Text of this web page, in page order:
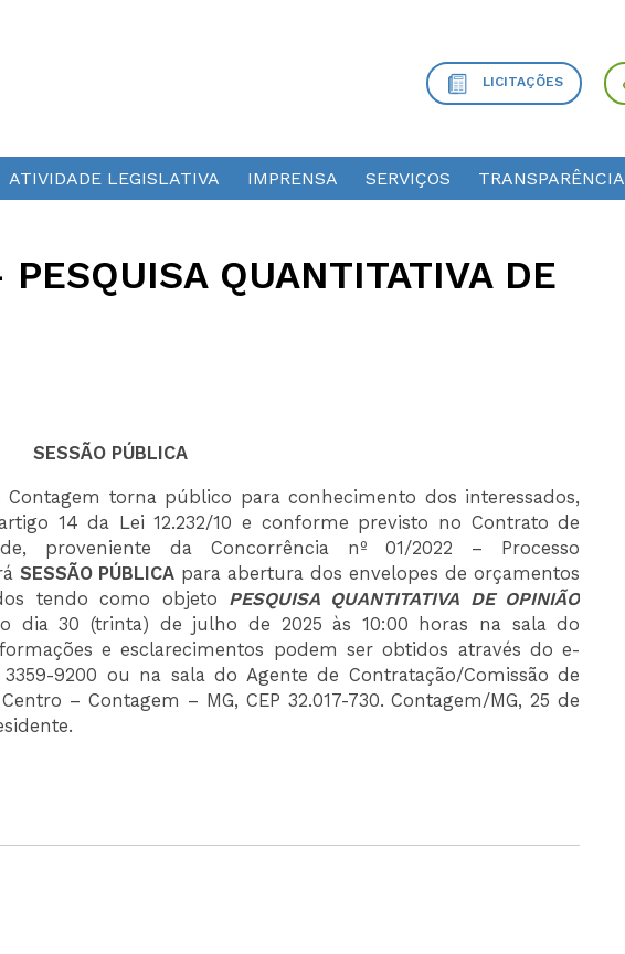
LICITAÇÕES
ATIVIDADE LEGISLATIVA IMPRENSA SERVIÇOS TRANSPARÊNCIA
QUANTITATIVA DE
SESSÃO PÚBLICA
Contagem torna público para conhecimento dos interessados,
14 da Lei 12.232/10 e conforme previsto no Contrato de
proveniente da Concorrência nº 01/2022 – Processo
SESSÃO PÚBLICApara abertura dos envelopes de orçamentos
tendo como objeto PESQUISA QUANTITATIVA DE OPINIÃO
dia 30 (trinta) de julho de 2025 às 10:00 horas na sala do
e esclarecimentos podem ser obtidos através do e-
9200 ou na sala do Agente de Contratação/Comissão de
– Contagem – MG, CEP 32.017-730. Contagem/MG, 25 de